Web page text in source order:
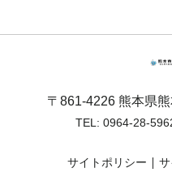
〒861-4226 熊本県
TEL: 0964-28-
サイトポリシー